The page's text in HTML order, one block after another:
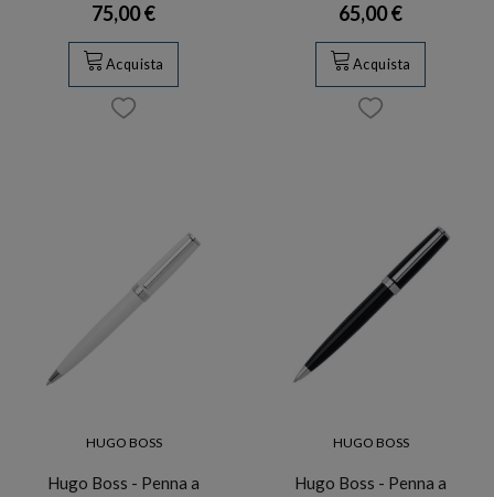
75,00 €
Acquista
65,00 €
Acquista
HUGO BOSS
Hugo Boss - Penna a
HUGO BOSS
Hugo Boss - Penna a